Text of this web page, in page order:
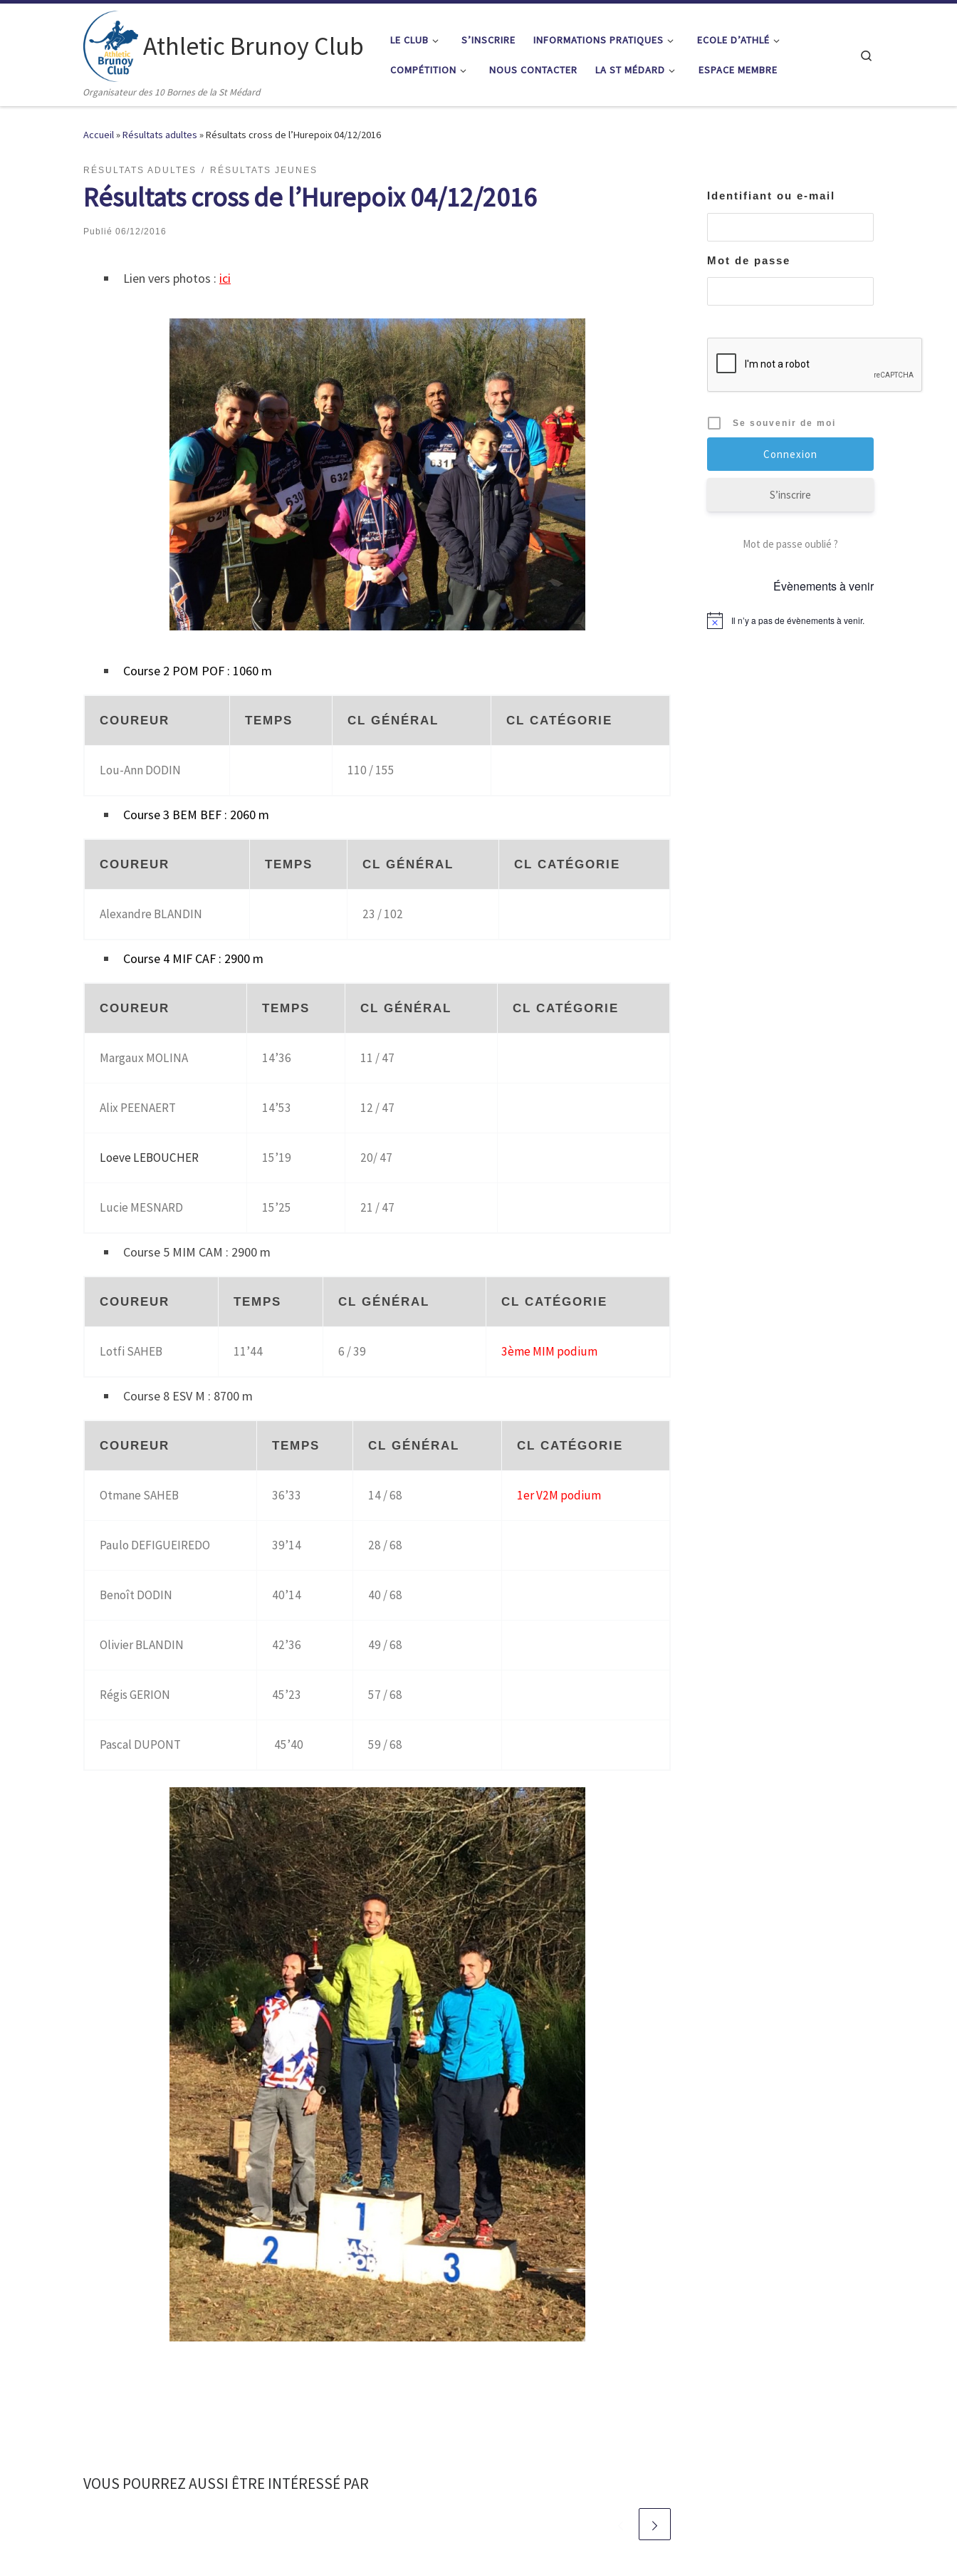
Passer au contenu
Athletic Brunoy Club
Organisateur des 10 Bornes de la St Médard
LE CLUB S’INSCRIRE INFORMATIONS PRATIQUES ECOLE D’ATHLÉ
COMPÉTITION NOUS CONTACTER LA ST MÉDARD ESPACE MEMBRE
Accueil»Résultats adultes »Résultats cross de l’Hurepoix 04/12/2016
RÉSULTATS ADULTES RÉSULTATS JEUNES
Résultats cross de l’Hurepoix 04/12/2016
Publié 06/12/2016
Lien vers photos : ici
Course 2 POM POF : 1060 m
COUREUR TEMPS CL GÉNÉRAL CL CATÉGORIE
Lou-Ann DODIN 110 / 155
Course 3 BEM BEF : 2060 m
COUREUR TEMPS CL GÉNÉRAL CL CATÉGORIE
Alexandre BLANDIN 23 / 102
Course 4 MIF CAF : 2900 m
COUREUR TEMPS CL GÉNÉRAL CL CATÉGORIE
Margaux MOLINA 14’36 11 / 47
Alix PEENAERT 14’53 12 / 47
Loeve LEBOUCHER 15’19 20/ 47
Lucie MESNARD 15’25 21 / 47
Course 5 MIM CAM : 2900 m
COUREUR TEMPS CL GÉNÉRAL CL CATÉGORIE
Lotfi SAHEB 11’44 6 / 39 3ème MIM podium
Course 8 ESV M : 8700 m
COUREUR TEMPS CL GÉNÉRAL CL CATÉGORIE
Otmane SAHEB 36’33 14 / 68 1er V2M podium
Paulo DEFIGUEIREDO 39’14 28 / 68
Benoît DODIN 40’14 40 / 68
Olivier BLANDIN 42’36 49 / 68
Régis GERION 45’23 57 / 68
Pascal DUPONT 45’40 59 / 68
VOUS POURREZ AUSSI ÊTRE INTÉRESSÉ PAR
Identifiant ou e-mail
Mot de passe
Se souvenir de moi
S’inscrire
Mot de passe oublié ?
Évènements à venir
Il n’y a pas de évènements à venir.